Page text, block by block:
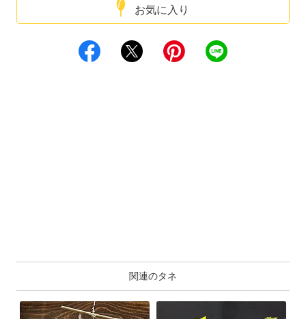
お気に入り
関連のタネ